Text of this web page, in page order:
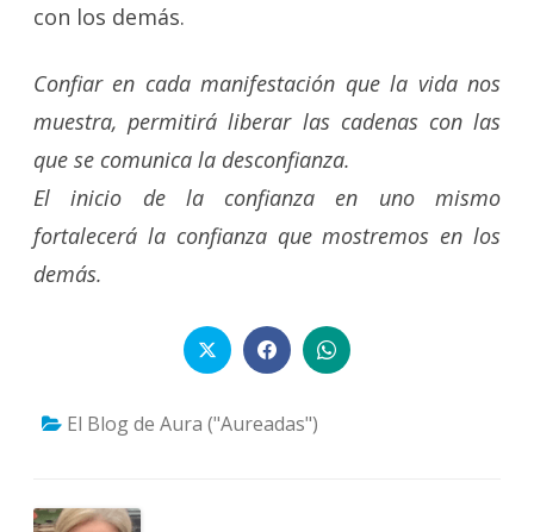
con los demás.
Confiar en cada manifestación que la vida nos
muestra, permitirá liberar las cadenas con las
que se comunica la desconfianza.
El inicio de la confianza en uno mismo
fortalecerá la confianza que mostremos en los
demás.
El Blog de Aura ("Aureadas")